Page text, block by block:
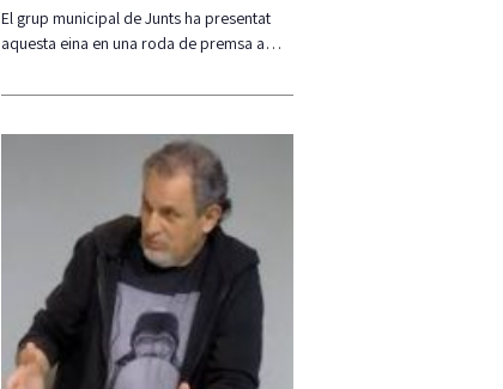
El grup municipal de Junts ha presentat
aquesta eina en una roda de premsa a…